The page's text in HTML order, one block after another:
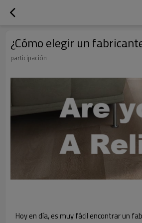
¿Cómo elegir un
participación
Hoy en día, es muy fácil encontrar un